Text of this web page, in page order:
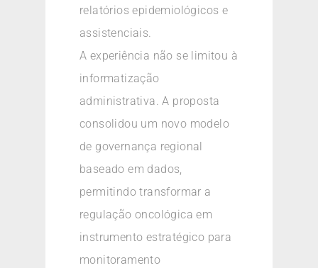
relatórios epidemiológicos e
assistenciais.
A experiência não se limitou à
informatização
administrativa. A proposta
consolidou um novo modelo
de governança regional
baseado em dados,
permitindo transformar a
regulação oncológica em
instrumento estratégico para
monitoramento